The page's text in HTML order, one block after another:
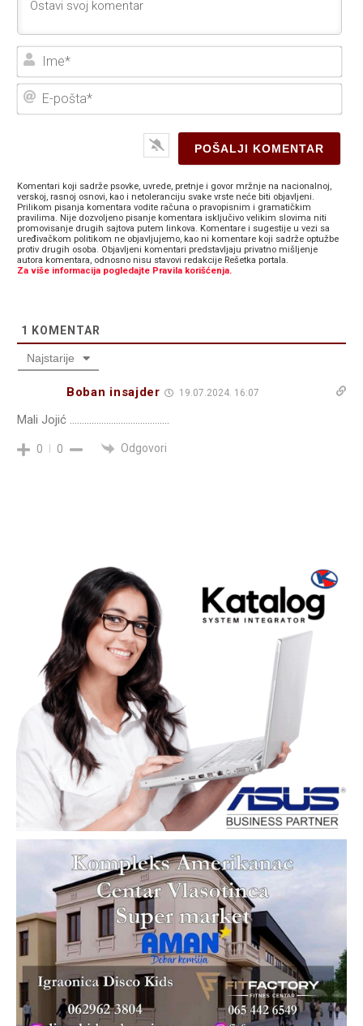
E-
Komentari koji sadrže psovke, uvrede, pretnje i govor mržnje na nacionalnoj,
verskoj, rasnoj osnovi, kao i netoleranciju svake vrste neće biti objavljeni.
Prilikom pisanja komentara vodite računa o pravopisnim i gramatičkim
pravilima. Nije dozvoljeno pisanje komentara isključivo velikim slovima niti
promovisanje drugih sajtova putem linkova. Komentare i sugestije u vezi sa
uređivačkom politikom ne objavljujemo, kao ni komentare koji sadrže optužbe
protiv drugih osoba. Objavljeni komentari predstavljaju privatno mišljenje
autora komentara, odnosno nisu stavovi redakcije Rešetka portala.
Za više informacija pogledajte Pravila korišćenja.
1 KOMENTAR
Najstarije
Boban insajder 19.07.2024. 16:07
Mali Jojić …………………………………..
0 0 Odgovori